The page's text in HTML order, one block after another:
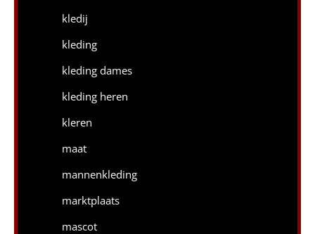
kledij
kleding
kleding dames
kleding heren
kleren
maat
mannenkleding
marktplaats
mascot